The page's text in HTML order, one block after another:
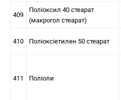
409
Поліоксил 40 стеарат
(макрогол стеарат)
410 Поліоксіетилен 50 стеарат
411 Поліоли